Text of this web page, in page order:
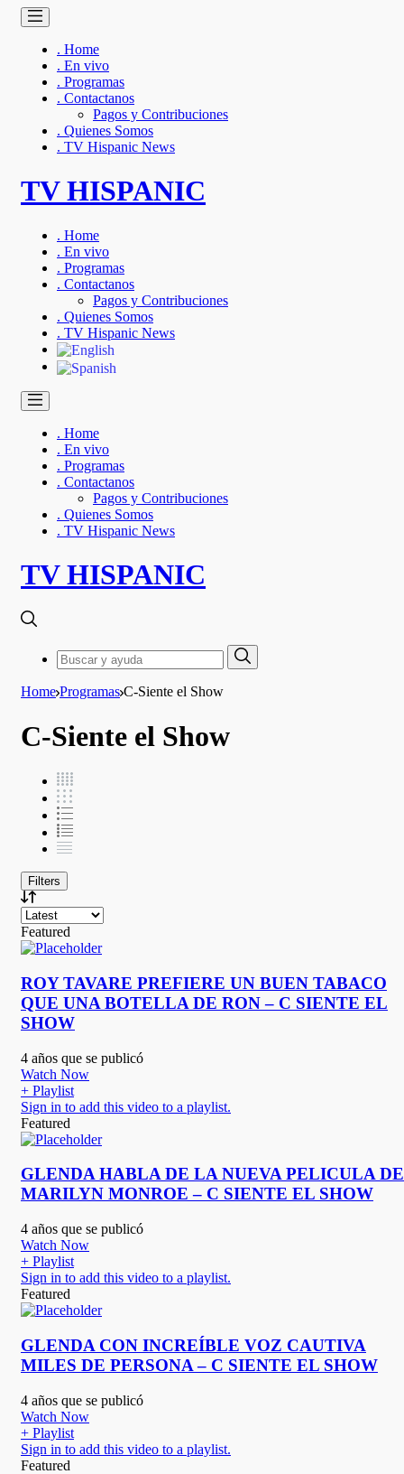
. Home
. En vivo
. Programas
. Contactanos
Pagos y Contribuciones
. Quienes Somos
. TV Hispanic News
TV HISPANIC
. Home
. En vivo
. Programas
. Contactanos
Pagos y Contribuciones
. Quienes Somos
. TV Hispanic News
. Home
. En vivo
. Programas
. Contactanos
Pagos y Contribuciones
. Quienes Somos
. TV Hispanic News
TV HISPANIC
Search
for:
Home Programas C-Siente el Show
C-Siente el Show
Filters
Featured
ROY TAVARE PREFIERE UN BUEN TABACO
QUE UNA BOTELLA DE RON – C SIENTE EL
SHOW
4 años que se publicó
Watch Now
+ Playlist
Sign in to add this video to a playlist.
Featured
GLENDA HABLA DE LA NUEVA PELICULA DE
MARILYN MONROE – C SIENTE EL SHOW
4 años que se publicó
Watch Now
+ Playlist
Sign in to add this video to a playlist.
Featured
GLENDA CON INCREÍBLE VOZ CAUTIVA
MILES DE PERSONA – C SIENTE EL SHOW
4 años que se publicó
Watch Now
+ Playlist
Sign in to add this video to a playlist.
Featured